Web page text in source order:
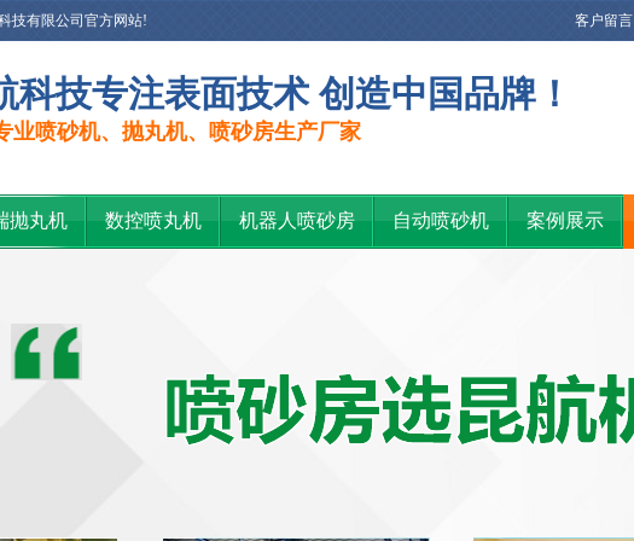
客户留言
技有限公司官方网站!
科技专注表面技术 创造中国品牌！
业喷砂机、抛丸机、喷砂房生产厂家
抛丸机 数控喷丸机 机器人喷砂房 自动喷砂机 案例展示